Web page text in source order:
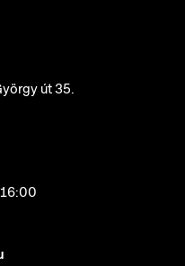
út 35.